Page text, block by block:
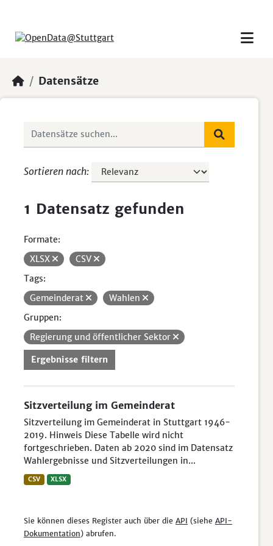
Datensätze
Sortieren nach
1 Datensatz gefunden
Formate:
XLSX
CSV
Tags:
Gemeinderat
Wahlen
Gruppen:
Regierung und öffentlicher Sektor
Ergebnisse filtern
Sitzverteilung im Gemeinderat
Sitzverteilung im Gemeinderat in Stuttgart 1946-
2019. Hinweis Diese Tabelle wird nicht
fortgeschrieben. Daten ab 2020 sind im Datensatz
Wahlergebnisse und Sitzverteilungen in...
CSV XLSX
Sie können dieses Register auch über die API (siehe API-
Dokumentation) abrufen.